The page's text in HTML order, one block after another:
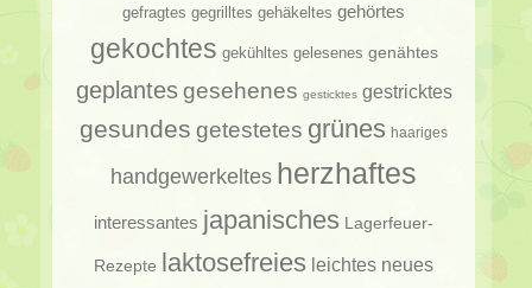
gefragtes gegrilltes gehäkeltes gehörtes
gekochtes gekühltes gelesenes genähtes
geplantesgesehenes gesticktes gestricktes
gesundes getestetes grünes haariges
handgewerkeltes herzhaftes
interessantes japanisches Lagerfeuer-
Rezepte laktosefreies leichtes neues